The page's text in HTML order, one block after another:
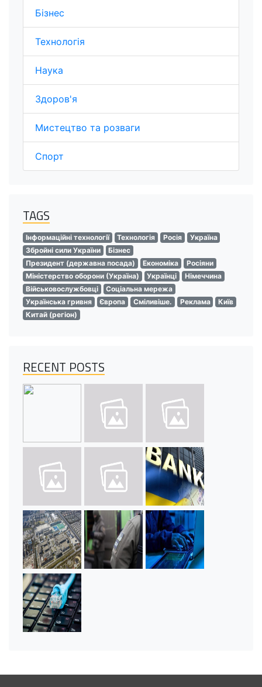
Бізнес
Технологія
Наука
Здоров'я
Мистецтво та розваги
Спорт
TAGS
Інформаційні технології Технологія Росія
Україна
Збройні сили України
Бізнес
Президент (державна посада)
Економіка
Росіяни
Міністерство оборони (Україна)
Українці
Німеччина
Військовослужбовці
Соціальна мережа
Українська гривня
Європа Сміливіше. Реклама
Київ
Китай (регіон)
RECENT POSTS